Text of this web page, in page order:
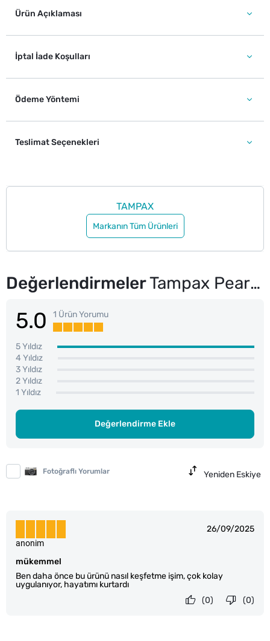
Ürün Açıklaması
İptal İade Koşulları
Ödeme Yöntemi
Teslimat Seçenekleri
TAMPAX
Markanın Tüm Ürünleri
DeğerlendirmelerTampax Pearl Compak Tampon Super 16'lı
5.0 1 Ürün Yorumu
5 Yıldız
4 Yıldız
3 Yıldız
2 Yıldız
1 Yıldız
Değerlendirme Ekle
Fotoğraflı Yorumlar Yeniden Eskiye
26/09/2025
mükemmel
Ben daha önce bu ürünü nasıl keşfetme işim, çok kolay
uygulanıyor, hayatımı kurtardı
anonim
(0)
(0)